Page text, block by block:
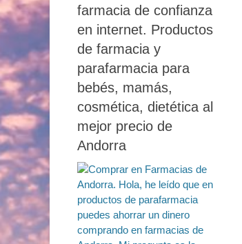
farmacia de confianza
en internet. Productos
de farmacia y
parafarmacia para
bebés, mamás,
cosmética, dietética al
mejor precio de
Andorra